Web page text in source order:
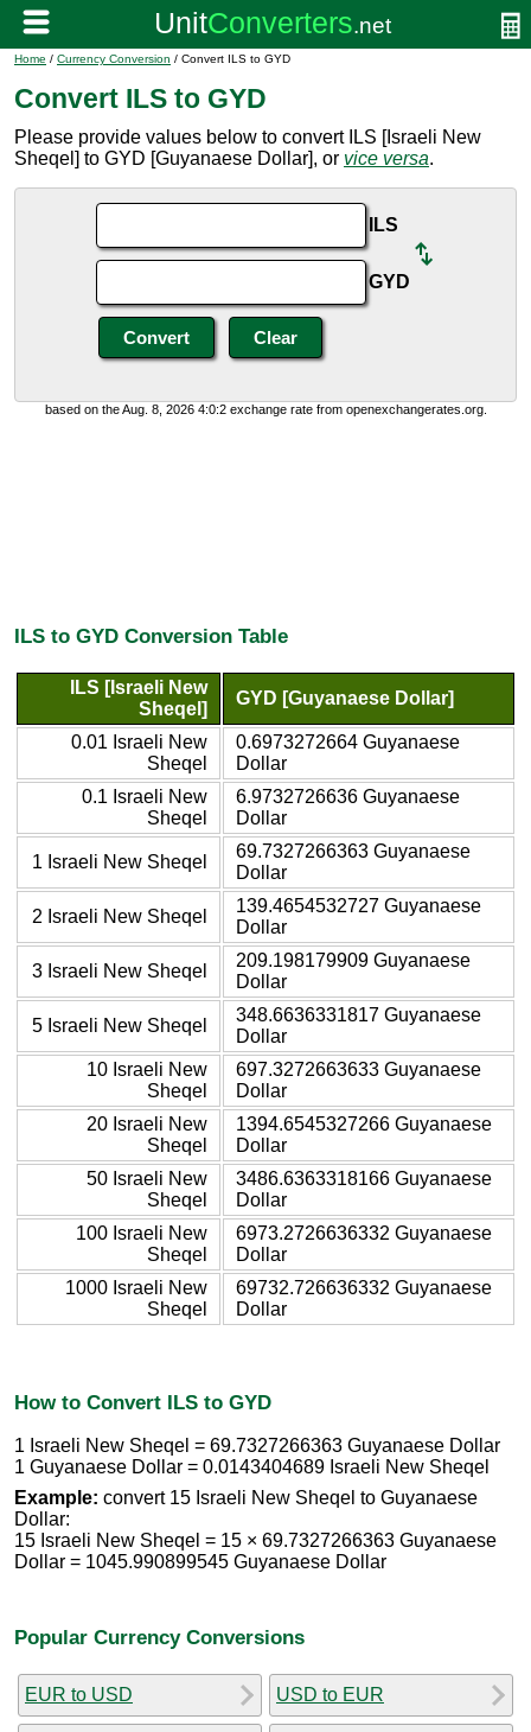
Home / Currency Conversion / Convert ILS to GYD
Convert ILS to GYD
Please provide values below to convert ILS [Israeli New
Sheqel] to GYD [Guyanaese Dollar], or vice versa.
ILS
GYD
based on the Aug. 8, 2026 4:0:2 exchange rate from openexchangerates.org.
ILS to GYD Conversion Table
ILS [Israeli New
Sheqel]
GYD [Guyanaese Dollar]
0.01 Israeli New
Sheqel
0.6973272664 Guyanaese
Dollar
0.1 Israeli New
Sheqel
6.9732726636 Guyanaese
Dollar
1 Israeli New Sheqel
69.7327266363 Guyanaese
Dollar
2 Israeli New Sheqel
139.4654532727 Guyanaese
Dollar
3 Israeli New Sheqel
209.198179909 Guyanaese
Dollar
5 Israeli New Sheqel
348.6636331817 Guyanaese
Dollar
10 Israeli New
Sheqel
697.3272663633 Guyanaese
Dollar
20 Israeli New
Sheqel
1394.6545327266 Guyanaese
Dollar
50 Israeli New
Sheqel
3486.6363318166 Guyanaese
Dollar
100 Israeli New
Sheqel
6973.2726636332 Guyanaese
Dollar
1000 Israeli New
Sheqel
69732.726636332 Guyanaese
Dollar
How to Convert ILS to GYD
1 Israeli New Sheqel = 69.7327266363 Guyanaese Dollar
1 Guyanaese Dollar = 0.0143404689 Israeli New Sheqel
Example: convert 15 Israeli New Sheqel to Guyanaese
Dollar:
15 Israeli New Sheqel = 15 × 69.7327266363 Guyanaese
Dollar = 1045.990899545 Guyanaese Dollar
Popular Currency Conversions
EUR to USD USD to EUR